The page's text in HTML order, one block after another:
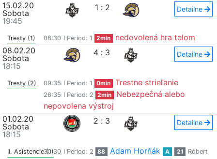
15.02.20
Sobota
19:45
1 : 2 Detailne
Tresty (1) 08:30 I Period: 1 2min
nedovolená hra telom
08.02.20
Sobota
18:15
4 : 3 Detailne
Tresty (2) 09:35 I Period: 1 0min Trestne strieľanie
26:35 I Period: 2 2min
Nebezpečná alebo
nepovolena výstroj
01.02.20
Sobota
18:15
2 : 3 Detailne
II. Asistencie (1)
30:30 I Period: 2 88 Adam Horňák A 21
Róbert